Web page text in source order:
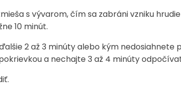
s vývarom, čím sa zabráni vzniku
10 minút.
2 až 3 minúty alebo kým
a nechajte 3 až 4 minúty